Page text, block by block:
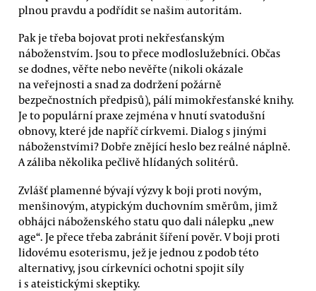
plnou pravdu a podřídit se našim autoritám.
Pak je třeba bojovat proti nekřesťanským
náboženstvím. Jsou to přece modloslužebníci. Občas
se dodnes, věřte nebo nevěřte (nikoli okázale
na veřejnosti a snad za dodržení požárně
bezpečnostních předpisů), pálí mimokřesťanské knihy.
Je to populární praxe zejména v hnutí svatodušní
obnovy, které jde napříč církvemi. Dialog s jinými
náboženstvími? Dobře znějící heslo bez reálné náplně.
A záliba několika pečlivě hlídaných solitérů.
Zvlášť plamenné bývají výzvy k boji proti novým,
menšinovým, atypickým duchovním směrům, jimž
obhájci náboženského statu quo dali nálepku „new
age“. Je přece třeba zabránit šíření pověr. V boji proti
lidovému esoterismu, jež je jednou z podob této
alternativy, jsou církevníci ochotni spojit síly
i s ateistickými skeptiky.